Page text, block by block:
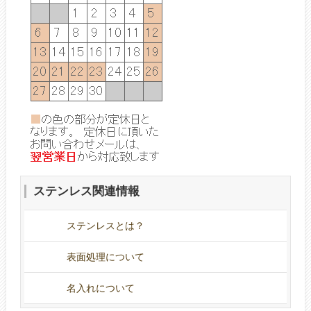
ステンレス関連情報
ステンレスとは？
表面処理について
名入れについて